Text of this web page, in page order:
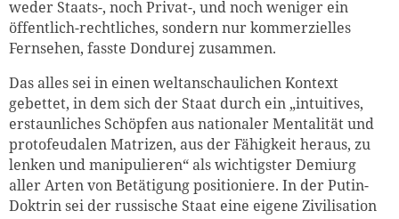
weder Staats-, noch Privat-, und noch weniger ein
öffentlich-rechtliches, sondern nur kommerzielles
Fernsehen, fasste Dondurej zusammen.
Das alles sei in einen weltanschaulichen Kontext
gebettet, in dem sich der Staat durch ein „intuitives,
erstaunliches Schöpfen aus nationaler Mentalität und
protofeudalen Matrizen, aus der Fähigkeit heraus, zu
lenken und manipulieren“ als wichtigster Demiurg
aller Arten von Betätigung positioniere. In der Putin-
Doktrin sei der russische Staat eine eigene Zivilisation